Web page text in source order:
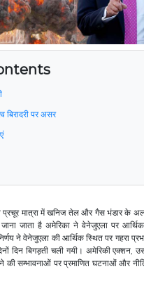
बिरादरी पर असर
मात्रा में खनिज तेल और गैस भंडार के
जाता है अमेरिका ने वेनेजुएला पर
ने वेनेजुएला की आर्थिक स्थित पर गहरा
दिन बिगड़ती चली गयी। अमेरिकी एक्शन,
की सम्भावनाओं पर प्रमाणित घटनाओं और